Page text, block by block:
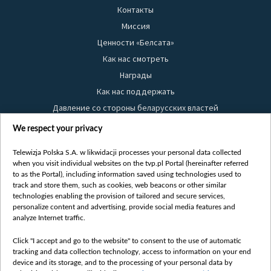
Контакты
Миссия
Ценности «Белсата»
Как нас смотреть
Награды
Как нас поддержать
Давление со стороны беларусских властей
Правила использования материалов
Безопасность
Youtube
Белсат news
Белсат Life
Belsat English
Biełsat PL
We respect your privacy
Telewizja Polska S.A. w likwidacji processes your personal data collected
when you visit individual websites on the tvp.pl Portal (hereinafter referred
to as the Portal), including information saved using technologies used to
track and store them, such as cookies, web beacons or other similar
technologies enabling the provision of tailored and secure services,
personalize content and advertising, provide social media features and
analyze Internet traffic.
Click "I accept and go to the website" to consent to the use of automatic
tracking and data collection technology, access to information on your end
device and its storage, and to the processing of your personal data by